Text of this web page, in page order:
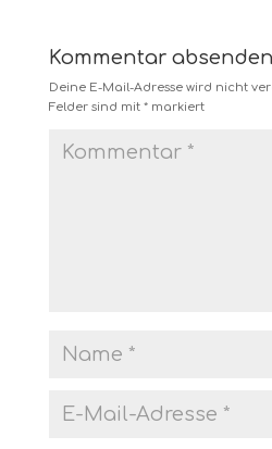
Kommentar absenden
Deine E-Mail-Adresse wird nicht
Felder sind mit *markiert